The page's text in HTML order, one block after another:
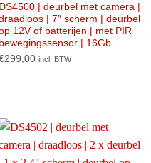
DS4500 | deurbel met camera |
| 7″ scherm | deurbel
12V of batterijen | met PIR
bewegingssensor | 16Gb
299,00 incl. BTW